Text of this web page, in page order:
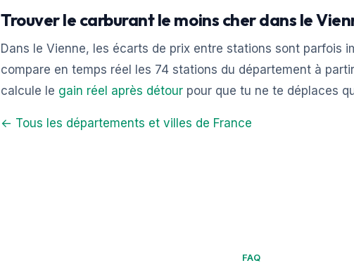
Trouver le carburant le moins cher dans le
Dans le Vienne, les écarts de prix entre stations sont parfois
compare en temps réel les 74 stations du département à
calcule le gain réel après détour pour que tu ne te déplaces
← Tous les départements et villes de France
FAQ